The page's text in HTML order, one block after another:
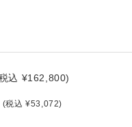
込 ¥162,800)
(税込 ¥53,072)